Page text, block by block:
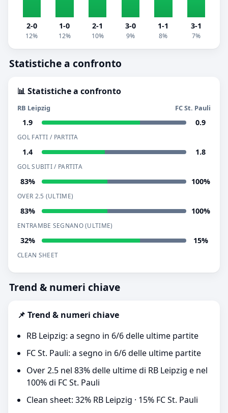
2-0
12%
1-0
12%
2-1
10%
3-0
9%
1-1
8%
3-1
7%
Statistiche a confronto
📊 Statistiche a confronto
RB Leipzig FC St. Pauli
1.9 0.9
GOL FATTI / PARTITA
1.4 1.8
GOL SUBITI / PARTITA
83% 100%
OVER 2.5 (ULTIME)
83% 100%
ENTRAMBE SEGNANO (ULTIME)
32% 15%
CLEAN SHEET
Trend & numeri chiave
📌 Trend & numeri chiave
RB Leipzig: a segno in 6/6 delle ultime partite
FC St. Pauli: a segno in 6/6 delle ultime partite
Over 2.5 nel 83% delle ultime di RB Leipzig e nel
100% di FC St. Pauli
Clean sheet: 32% RB Leipzig · 15% FC St. Pauli